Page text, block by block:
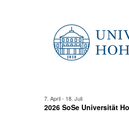
2026 SoSe Universität
7. April- 18. Juli